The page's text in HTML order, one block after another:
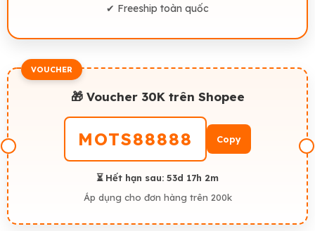
✔ Freeship toàn quốc
VOUCHER
🎁 Voucher 30K trên Shopee
MOTS88888 Copy
⏳ Hết hạn sau: 53d 17h 2m
Áp dụng cho đơn hàng trên 200k